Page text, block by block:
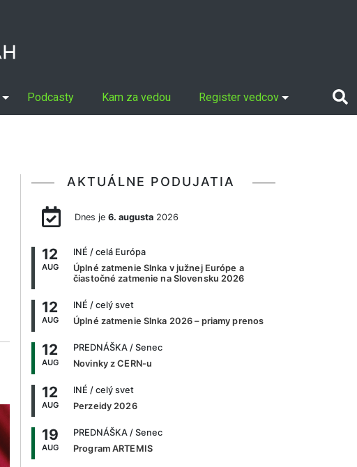
Podcasty Kam za vedou Register vedcov
AKTUÁLNE PODUJATIA
Dnes je 6. augusta2026
12
AUG
INÉ / celá Európa
Úplné zatmenie Slnka v južnej Európe a
čiastočné zatmenie na Slovensku 2026
12
AUG
INÉ / celý svet
Úplné zatmenie Slnka 2026 – priamy prenos
12
AUG
PREDNÁŠKA / Senec
Novinky z CERN-u
12
AUG
INÉ / celý svet
Perzeidy 2026
19
AUG
PREDNÁŠKA / Senec
Program ARTEMIS